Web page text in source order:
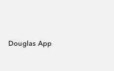
Douglas App